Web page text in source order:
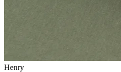
Henry